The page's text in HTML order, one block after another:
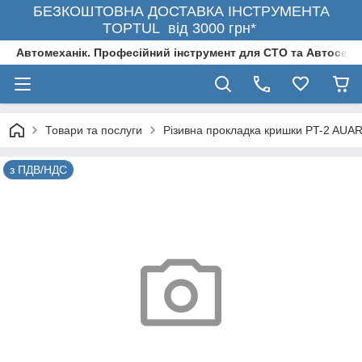
БЕЗКОШТОВНА ДОСТАВКА ІНСТРУМЕНТА
TOPTUL від 3000 грн*
Автомеханік. Професійний інструмент для СТО та
Товари та послуги Різивна прокладка кришки PT-2
з ПДВ/НДС